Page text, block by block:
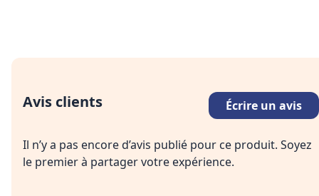
Avis clients Écrire un avis
Il n’y a pas encore d’avis publié pour ce produit. Soyez
le premier à partager votre expérience.